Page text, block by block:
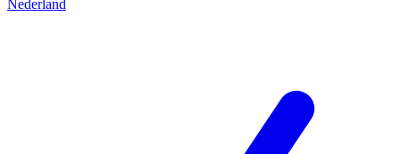
Nederland